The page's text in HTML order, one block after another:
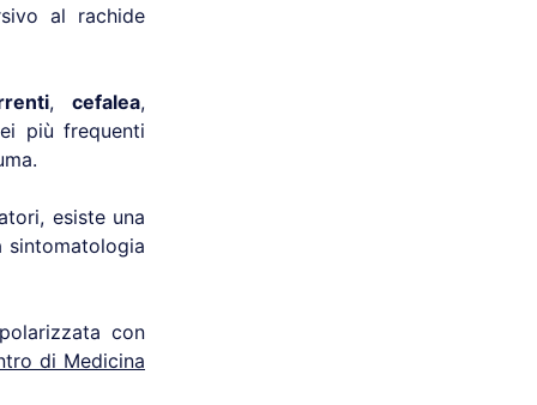
al rachide
,cefalea,
più frequenti
esiste una
sintomatologia
con
di Medicina